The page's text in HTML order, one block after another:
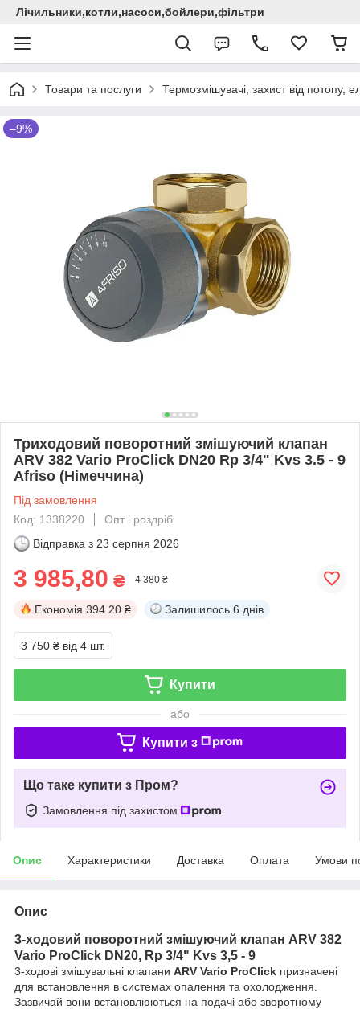
Лічильники,котли,насоси,бойлери,фільтри
Товари та послуги Термозмішувачі, захист від потопу,
–9%
Триходовий поворотний змішуючий клапан
ARV 382 Vario ProClick DN20 Rp 3/4" Kvs 3.5 - 9
Afriso (Німеччина)
Під замовлення
Код: 1338220
Опт і роздріб
Відправка з 23 серпня 2026
3 985,80 ₴ 4 380 ₴
Економія 394.20 ₴ Залишилось 6 днів
3 750 ₴ від 4 шт.
Купити
або
Купити з
Що таке купити з Пром?
Замовлення під захистом
Опис Характеристики Доставка Оплата Умови
Опис
3-ходовий поворотний змішуючий клапан ARV 382
Vario ProClick DN20, Rp 3/4" Kvs 3,5 - 9
3-ходові змішувальні клапани ARV Vario ProClick призначені
для встановлення в системах опалення та охолодження.
Зазвичай вони встановлюються на подачі або зворотному